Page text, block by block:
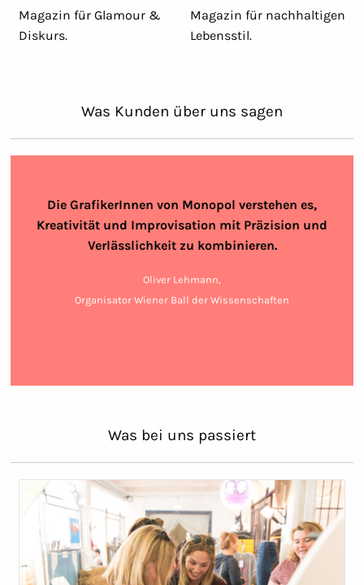
Magazin für Glamour &
Diskurs.
Magazin für nachhaltigen
Lebensstil.
Was Kunden über uns sagen
Die GrafikerInnen von Monopol verstehen es,
Kreativität und Improvisation mit Präzision und
Verlässlichkeit zu kombinieren.
Oliver Lehmann,
Organisator Wiener Ball der Wissenschaften
Was bei uns passiert